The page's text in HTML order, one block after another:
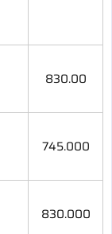
830.00
745.000
830.000